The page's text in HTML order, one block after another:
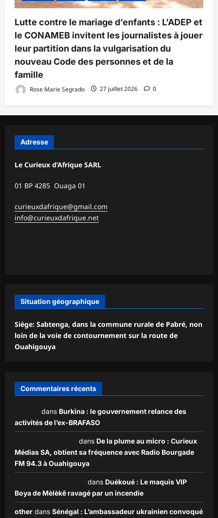
Lutte contre le mariage d’enfants : L’ADEP et
le CONAMEB invitent les journalistes à jouer
leur partition dans la vulgarisation du
nouveau Code des personnes et de la
famille
Rose Marie Segrado 27 juillet 2026 0
Adresse
Le Curieux d’Afrique SARL
01 BP 4285 Ouaga 01
curieuxdafrique@gmail.com
info@curieuxdafrique.net
Situation géographique
Siège: Sabtenga, dans la commune rurale de Pabré, non
loin de la voie de contournement sur la route de
Ouahigouya
Commentaires récents
dans Burkina : le gouvernement relance des
activités de l’ex-BRAFASO
dans De la plume au micro : Curieux
Médias SA, obtient sa fréquence avec Radio Bourgade
FM 94.3 à Ouahigouya
dans Duékoué : Le maquis VIP
Boya de Mèlèkê ravagé par un incendie
other dans Sénégal : L’ambassadeur ukrainien convoqué